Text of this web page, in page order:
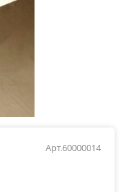
Арт.60000014